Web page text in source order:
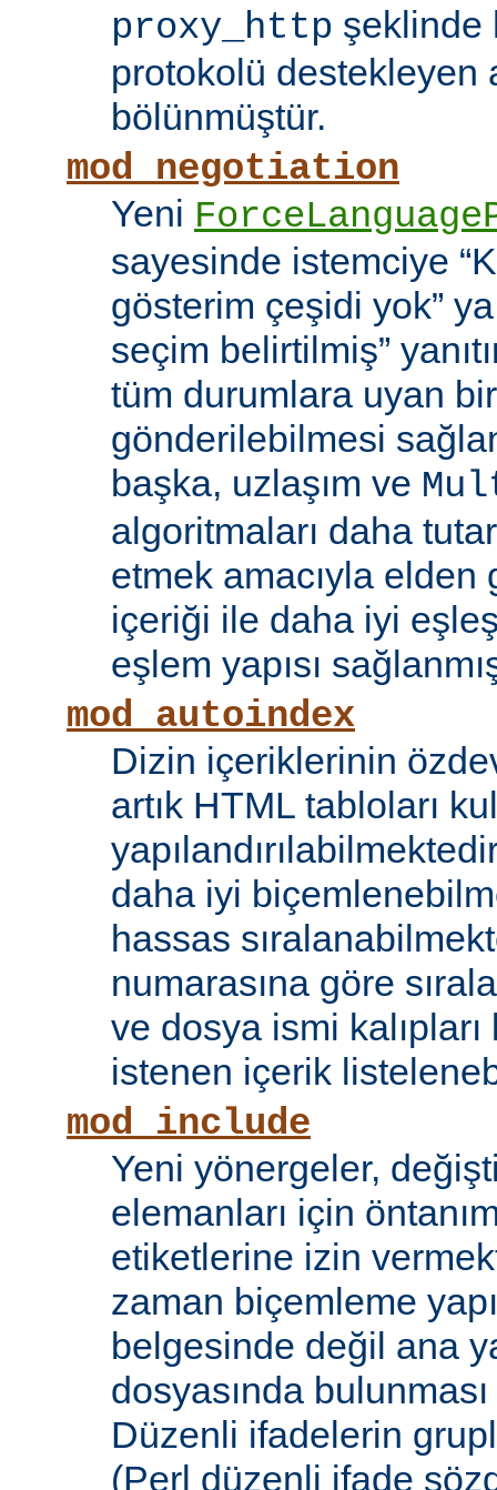
proxy_http şeklinde
protokolü destekleyen
bölünmüştür.
mod_negotiation
Yeni
sayesinde istemciye
gösterim çeşidi yok”
seçim belirtilmiş”
tüm durumlara uyan
gönderilebilmesi
başka, uzlaşım ve
algoritmaları daha
etmek amacıyla
içeriği ile daha iyi
eşlem yapısı
mod_autoindex
Dizin içeriklerinin
artık HTML tabloları
daha iyi
hassas
numarasına göre
ve dosya ismi
istenen içerik
mod_include
Yeni yönergeler,
elemanları için
etiketlerine izin
zaman biçemleme
belgesinde değil ana
dosyasında
Düzenli ifadelerin
(Perl düzenli ifade